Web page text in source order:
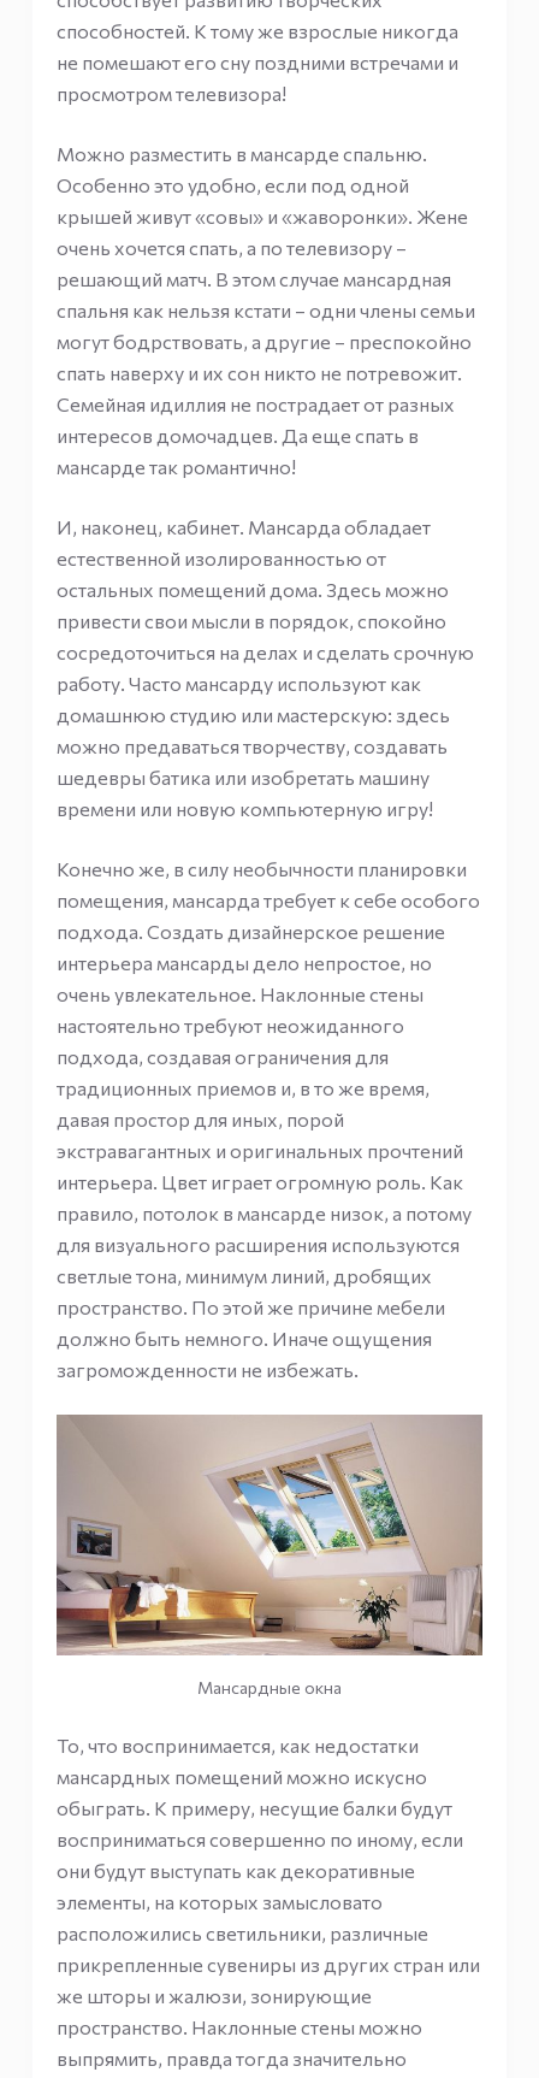
способностей. К тому же взрослые никогда
не помешают его сну поздними встречами и
просмотром телевизора!
Можно разместить в мансарде спальню.
Особенно это удобно, если под одной
крышей живут «совы» и «жаворонки». Жене
очень хочется спать, а по телевизору –
решающий матч. В этом случае мансардная
спальня как нельзя кстати – одни члены семьи
могут бодрствовать, а другие – преспокойно
спать наверху и их сон никто не потревожит.
Семейная идиллия не пострадает от разных
интересов домочадцев. Да еще спать в
мансарде так романтично!
И, наконец, кабинет. Мансарда обладает
естественной изолированностью от
остальных помещений дома. Здесь можно
привести свои мысли в порядок, спокойно
сосредоточиться на делах и сделать срочную
работу. Часто мансарду используют как
домашнюю студию или мастерскую: здесь
можно предаваться творчеству, создавать
шедевры батика или изобретать машину
времени или новую компьютерную игру!
Конечно же, в силу необычности планировки
помещения, мансарда требует к себе особого
подхода. Создать дизайнерское решение
интерьера мансарды дело непростое, но
очень увлекательное. Наклонные стены
настоятельно требуют неожиданного
подхода, создавая ограничения для
традиционных приемов и, в то же время,
давая простор для иных, порой
экстравагантных и оригинальных прочтений
интерьера. Цвет играет огромную роль. Как
правило, потолок в мансарде низок, а потому
для визуального расширения используются
светлые тона, минимум линий, дробящих
пространство. По этой же причине мебели
должно быть немного. Иначе ощущения
загроможденности не избежать.
Мансардные окна
То, что воспринимается, как недостатки
мансардных помещений можно искусно
обыграть. К примеру, несущие балки будут
восприниматься совершенно по иному, если
они будут выступать как декоративные
элементы, на которых замысловато
расположились светильники, различные
прикрепленные сувениры из других стран или
же шторы и жалюзи, зонирующие
пространство. Наклонные стены можно
выпрямить, правда тогда значительно